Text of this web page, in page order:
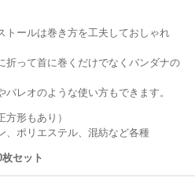
トールは巻き方を工夫しておしゃれ
折って首に巻くだけでなくバンダナの
レオのような使い方もできます。
形もあり）
、ポリエステル、混紡など各種
セット